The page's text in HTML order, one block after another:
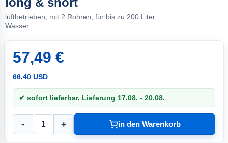
luftbetrieben, mit 2 Rohren, für bis zu 200 Liter
Wasser
57,49 €
66,40 USD
✔ sofort lieferbar, Lieferung 17.08. - 20.08.
- + in den Warenkorb